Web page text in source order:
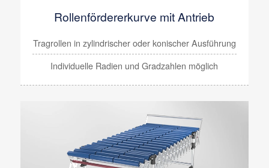
Rollenfördererkurve mit Antrieb
Tragrollen in zylindrischer oder konischer Ausführung
Individuelle Radien und Gradzahlen möglich